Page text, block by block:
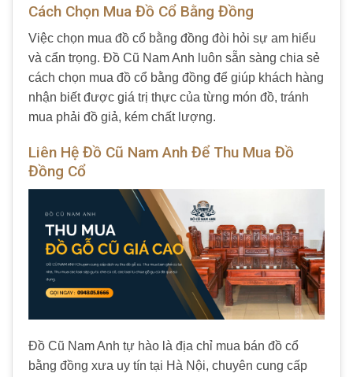
Cách Chọn Mua Đồ Cổ Bằng Đồng
Việc chọn mua đồ cổ bằng đồng đòi hỏi sự am hiểu
và cẩn trọng. Đồ Cũ Nam Anh luôn sẵn sàng chia sẻ
cách chọn mua đồ cổ bằng đồng để giúp khách hàng
nhận biết được giá trị thực của từng món đồ, tránh
mua phải đồ giả, kém chất lượng.
Liên Hệ Đồ Cũ Nam Anh Để Thu Mua Đồ
Đồng Cổ
Đồ Cũ Nam Anh tự hào là địa chỉ mua bán đồ cổ
bằng đồng xưa uy tín tại Hà Nội, chuyên cung cấp